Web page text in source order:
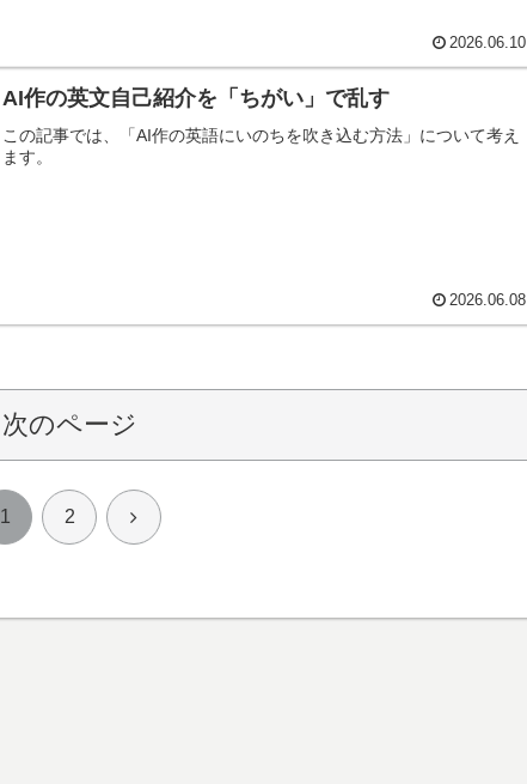
2026.06.10
AI作の英文自己紹介を「ちがい」で乱す
この記事では、「AI作の英語にいのちを吹き込む方法」について考え
ます。
2026.06.08
次のページ
1 2 次